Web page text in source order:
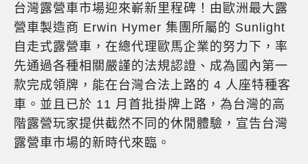
台灣露營車市場迎來嶄新里程碑！由歐洲最大露
營車製造商 Erwin Hymer 集團所屬的 Sunlight
自走式露營車，在總代理歐馬企業的努力下，率
先通過各種相關嚴謹的法規認證、成為國內第一
款完成領牌，能在台灣合法上路的 4 人座特種客
車。並且已於 11 月首批掛牌上路，為台灣的高
階露營玩家提供截然不同的休閒體驗，宣告台灣
露營車市場的新時代來臨。